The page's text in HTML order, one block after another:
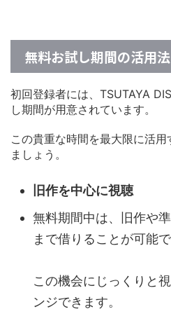
無料お試し期間の活用法
初回登録者には、TSUTAYA
し期間が用意されています。
この貴重な時間を最大限に活
ましょう。
旧作を中心に視聴
無料期間中は、旧作や
まで借りることが可能で
この機会にじっくりと
ンジできます。